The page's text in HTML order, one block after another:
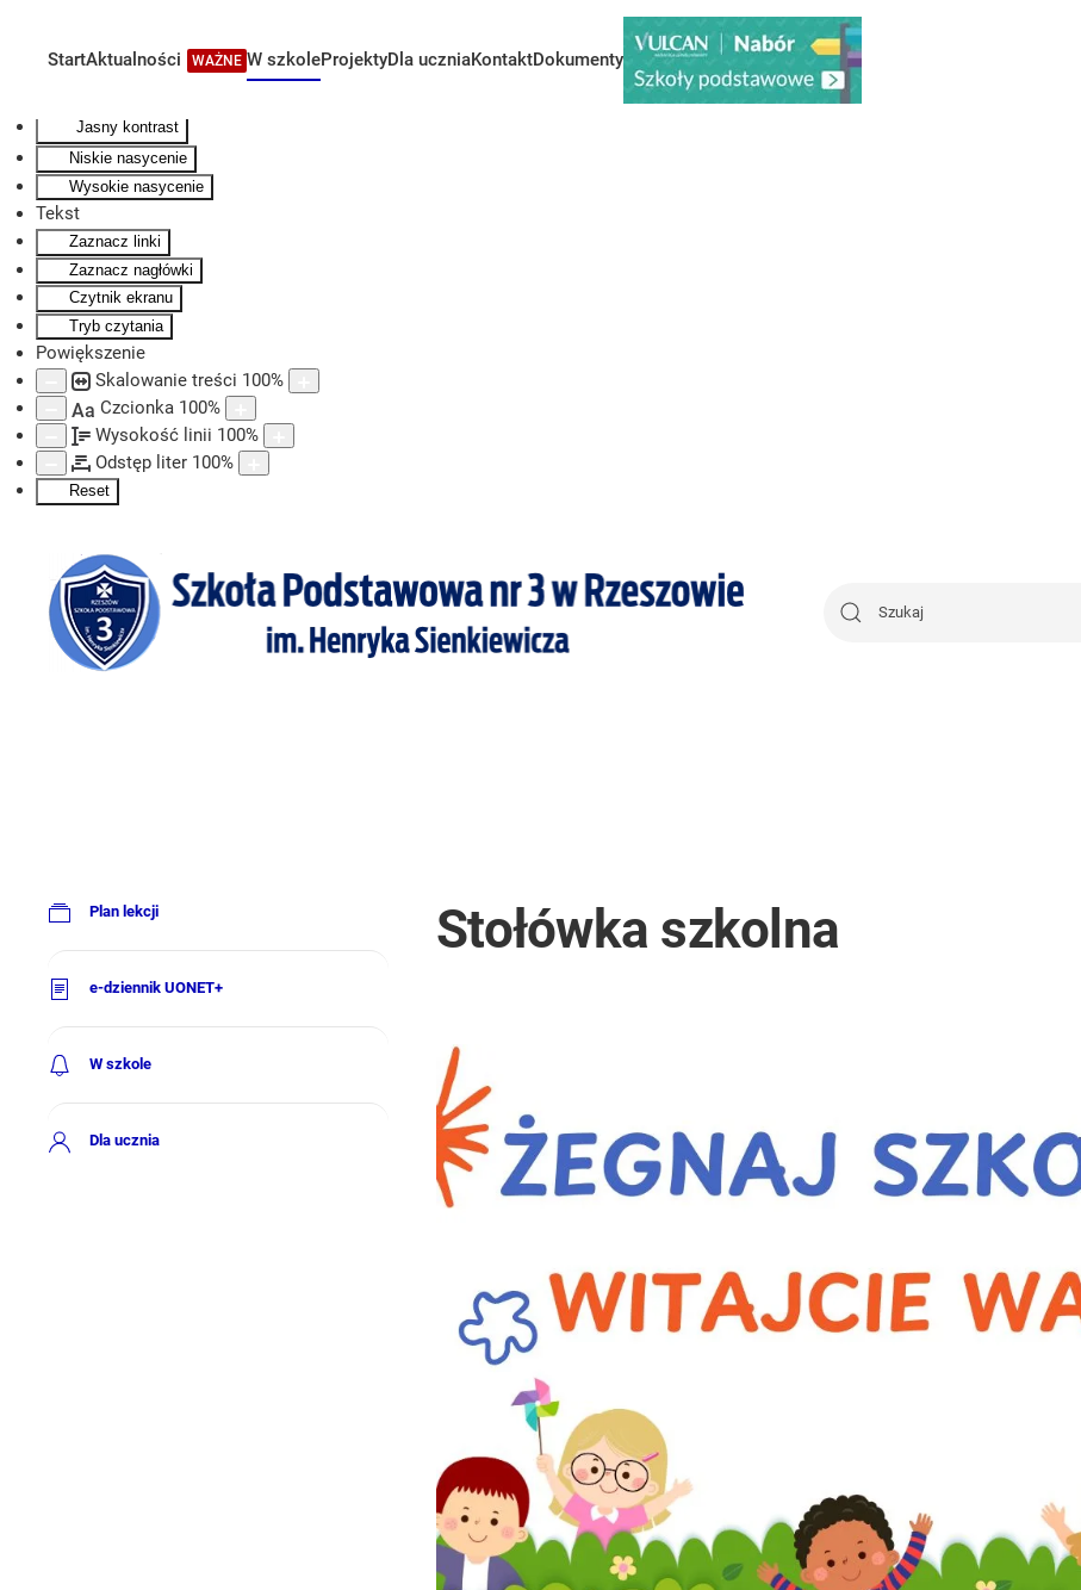
Monochromatyczny
Jasny kontrast
Niskie nasycenie
Wysokie nasycenie
Tekst
Zaznacz linki
Zaznacz nagłówki
Czytnik ekranu
Tryb czytania
Powiększenie
Skalowanie treści 100%
Aa Czcionka 100%
Wysokość linii 100%
Odstęp liter 100%
Reset
Skip to main content
StartAktualności WAŻNE W szkoleProjektyDla uczniaKontaktDokumenty
Plan lekcji
e-dziennik UONET+
W szkole
Dla ucznia
Stołówka szkolna